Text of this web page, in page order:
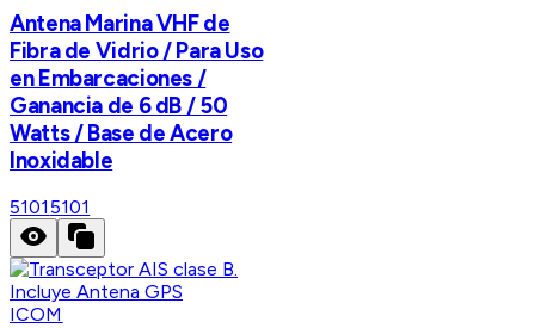
Antena Marina VHF de
Fibra de Vidrio / Para Uso
en Embarcaciones /
Ganancia de 6 dB / 50
Watts / Base de Acero
Inoxidable
51015101
ICOM